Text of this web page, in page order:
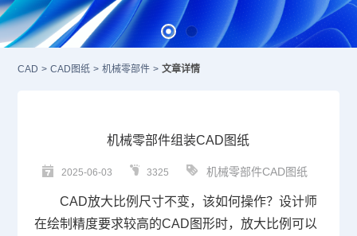
CAD > CAD图纸 > 机械零部件 > 文章详情
机械零部件组装CAD图纸
2025-06-03 3325 机械零部件CAD图纸
CAD放大 比例尺寸不变，该如何操作？设计师
在绘制精度要求较高的CAD 图形时，放大比例可以